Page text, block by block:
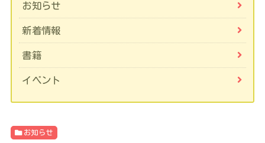
お知らせ
新着情報
書籍
イベント
お知らせ